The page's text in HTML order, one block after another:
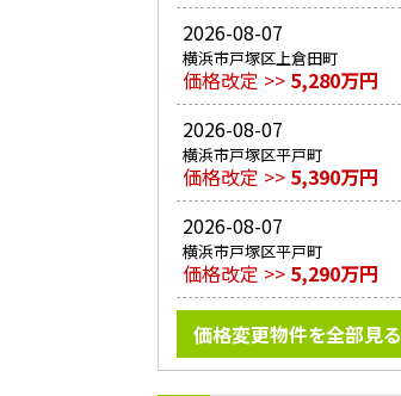
2026-08-07
横浜市戸塚区上倉田町
価格改定 >> 5,280万円
2026-08-07
横浜市戸塚区平戸町
価格改定 >> 5,390万円
2026-08-07
横浜市戸塚区平戸町
価格改定 >> 5,290万円
価格変更物件を全部見る